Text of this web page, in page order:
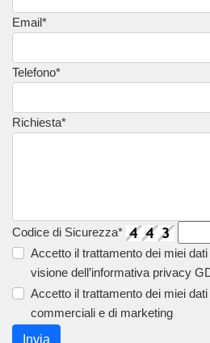
Email*
Telefono*
Richiesta*
Codice di Sicurezza*
Accetto il trattamento dei miei
visione dell’informativa privacy
Accetto il trattamento dei miei
commerciali e di marketing
Invia